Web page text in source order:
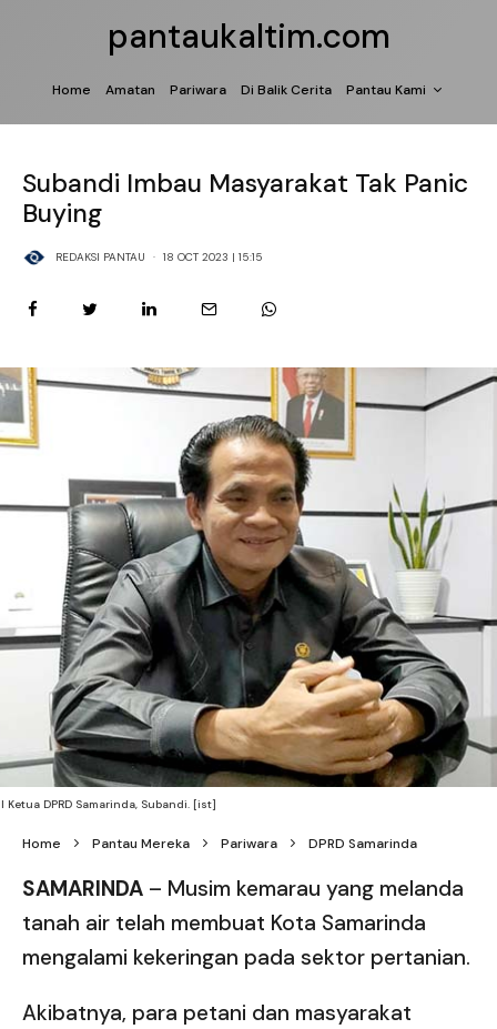
pantaukaltim.com
Home Amatan Pariwara Di Balik Cerita Pantau Kami
Subandi Imbau Masyarakat Tak Panic
Buying
REDAKSI PANTAU · 18 OCT 2023 | 15:15
Ketua DPRD Samarinda, Subandi. [ist]
Home Pantau Mereka Pariwara DPRD Samarinda
SAMARINDA – Musim kemarau yang melanda
tanah air telah membuat Kota Samarinda
mengalami kekeringan pada sektor pertanian.
Akibatnya, para petani dan masyarakat